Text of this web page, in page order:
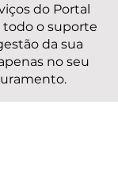
do Portal
todo o suporte
da sua
no seu